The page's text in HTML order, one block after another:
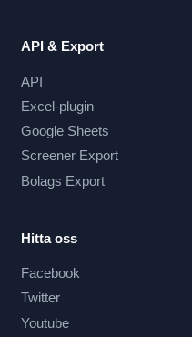
API & Export
API
Excel-plugin
Google Sheets
Screener Export
Bolags Export
Hitta oss
Facebook
Twitter
Youtube